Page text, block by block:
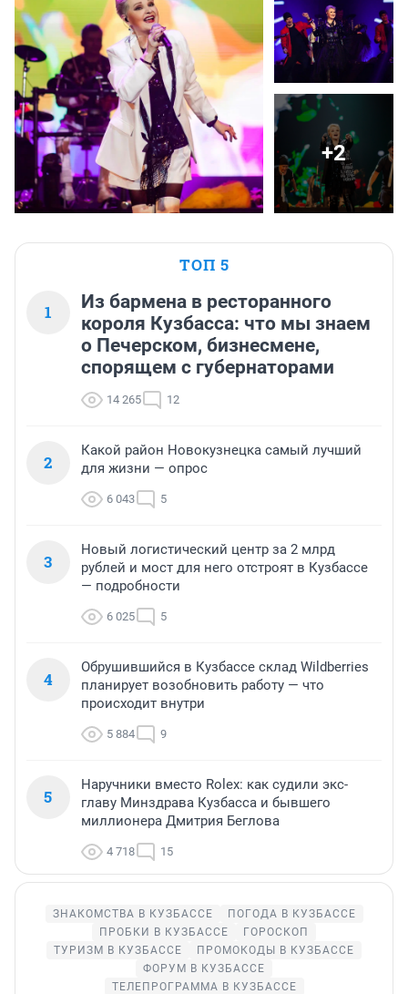
+2
ТОП 5
1
Из бармена в ресторанного
короля Кузбасса: что мы знаем
о Печерском, бизнесмене,
спорящем с губернаторами
14 265 12
2
Какой район Новокузнецка самый лучший
для жизни — опрос
6 043 5
3
Новый логистический центр за 2 млрд
рублей и мост для него отстроят в Кузбассе
— подробности
6 025 5
4
Обрушившийся в Кузбассе склад Wildberries
планирует возобновить работу — что
происходит внутри
5 884 9
5
Наручники вместо Rolex: как судили экс-
главу Минздрава Кузбасса и бывшего
миллионера Дмитрия Беглова
4 718 15
ЗНАКОМСТВА В КУЗБАССЕ
ПОГОДА В КУЗБАССЕ
ПРОБКИ В КУЗБАССЕ
ГОРОСКОП
ТУРИЗМ В КУЗБАССЕ
ПРОМОКОДЫ В КУЗБАССЕ
ФОРУМ В КУЗБАССЕ
ТЕЛЕПРОГРАММА В КУЗБАССЕ